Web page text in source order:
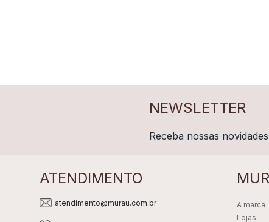
NEWSLETTER
Receba nossas
ATENDIMENTO
atendimento@murau.com.br
A marca
Lojas